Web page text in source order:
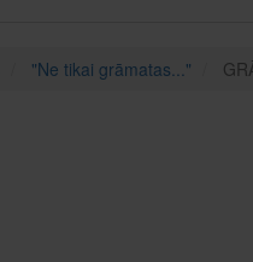
"Ne tikai grāmatas..."